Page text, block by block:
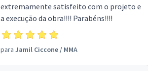
extremamente satisfeito com o projeto e
a execução da obra!!!! Parabéns!!!!
para Jamil Ciccone/ MMA